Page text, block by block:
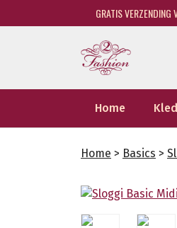
GRATIS VERZENDING
Home
Home > Basics >